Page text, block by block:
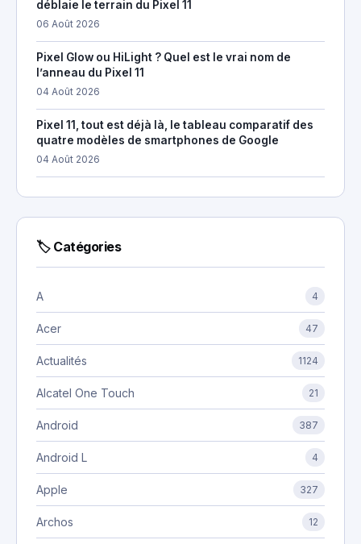
déblaie le terrain du Pixel 11
06 Août 2026
Pixel Glow ou HiLight ? Quel est le vrai nom de
l’anneau du Pixel 11
04 Août 2026
Pixel 11, tout est déjà là, le tableau comparatif des
quatre modèles de smartphones de Google
04 Août 2026
🏷 Catégories
A 4
Acer 47
Actualités 1124
Alcatel One Touch 21
Android 387
Android L 4
Apple 327
Archos 12